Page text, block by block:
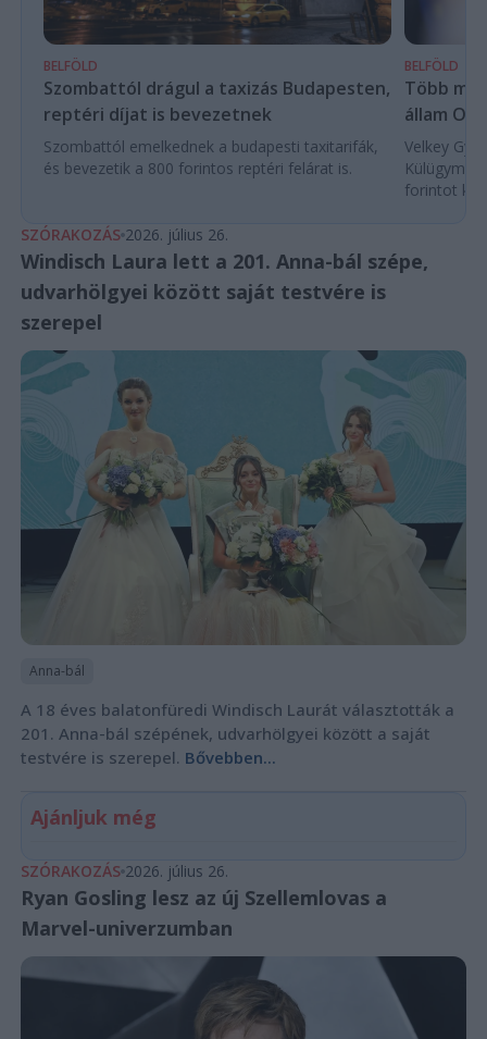
BELFÖLD
Szombattól drágul a taxizás Budapesten,
reptéri díjat is bevezetnek
Szombattól emelkednek a budapesti taxitarifák,
és bevezetik a 800 forintos reptéri felárat is.
BELFÖLD
Több
állam
Velkey
forintot
SZÓRAKOZÁS 2026. július 26.
Windisch Laura lett a 201. Anna-bál szépe,
udvarhölgyei között saját testvére is
szerepel
Anna-bál
A 18 éves balatonfüredi Windisch Laurát választották a
201. Anna-bál szépének, udvarhölgyei között a saját
testvére is szerepel. Bővebben...
Ajánljuk még
SZÓRAKOZÁS 2026. július 26.
Ryan Gosling lesz az új Szellemlovas a
Marvel-univerzumban